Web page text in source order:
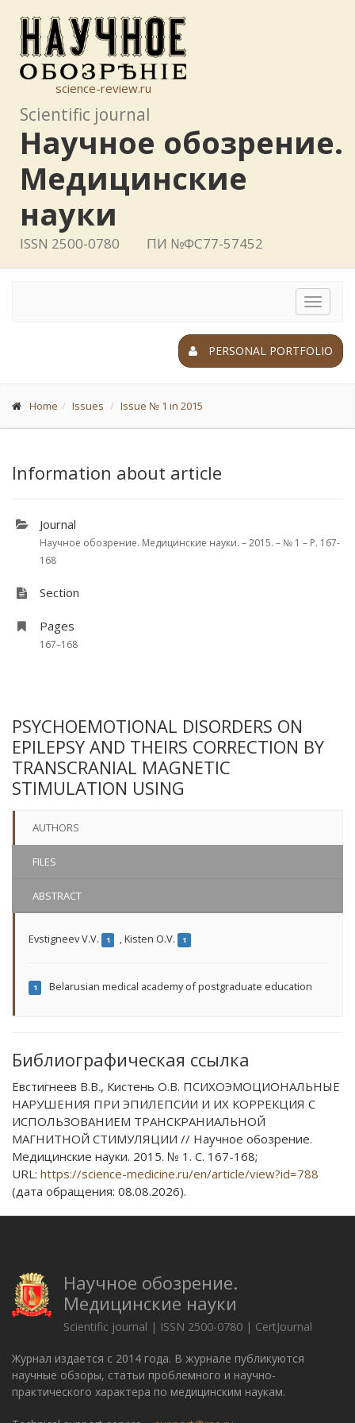
science-review.ru
Scientific journal
Научное обозрение.
Медицинские
науки
ISSN 2500-0780 ПИ №ФС77-57452
Toggle
PERSONAL PORTFOLIO
Home Issues Issue № 1 in 2015
Information about article
Journal
Научное обозрение. Медицинские науки. – 2015. – № 1 – P. 167-
168
Section
Pages
167–168
PSYCHOEMOTIONAL DISORDERS ON
EPILEPSY AND THEIRS CORRECTION BY
TRANSCRANIAL MAGNETIC
STIMULATION USING
AUTHORS
FILES
ABSTRACT
Evstigneev V.V. 1 ,Kisten O.V. 1
1 Belarusian medical academy of postgraduate education
Библиографическая ссылка
Евстигнеев В.В., Кистень О.В. ПСИХОЭМОЦИОНАЛЬНЫЕ
НАРУШЕНИЯ ПРИ ЭПИЛЕПСИИ И ИХ КОРРЕКЦИЯ С
ИСПОЛЬЗОВАНИЕМ ТРАНСКРАНИАЛЬНОЙ
МАГНИТНОЙ СТИМУЛЯЦИИ // Научное обозрение.
Медицинские науки. 2015. № 1. С. 167-168;
URL: https://science-medicine.ru/en/article/view?id=788
(дата обращения: 08.08.2026).
Научное обозрение.
Медицинские науки
Scientific journal | ISSN 2500-0780 | CertJournal
Журнал издается с 2014 года. В журнале публикуются
научные обзоры, статьи проблемного и научно-
практического характера по медицинским наукам.